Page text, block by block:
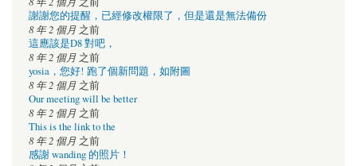
謝謝您的提醒，已經修改權限了，但是還是無法備份
8 年 2 個月 之前
這應該是D8 對吧，
8 年 2 個月 之前
yosia，您好! 跑了個新問題，如附圖
8 年 2 個月 之前
Our meeting will be better
8 年 2 個月 之前
This is the link to the
8 年 2 個月 之前
感謝 wanding 的照片！